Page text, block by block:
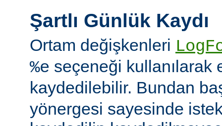
Şartlı Günlük Kaydı
Ortam değişkenleri
%e seçeneği kullanılarak
kaydedilebilir. Bundan
yönergesi sayesinde